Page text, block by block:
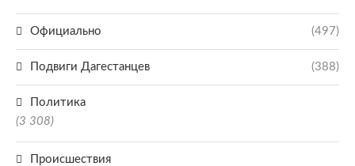
Официально (497)
Подвиги Дагестанцев (388)
Политика
(3 308)
Происшествия